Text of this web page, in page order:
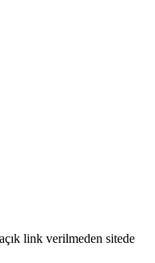
link verilmeden sitede